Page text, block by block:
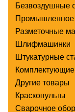
Безвоздушные
Промышленное
Разметочные
Шлифмашинки
Штукатурные
Комплектующие
Другие товары
Краскопульты
Сварочное